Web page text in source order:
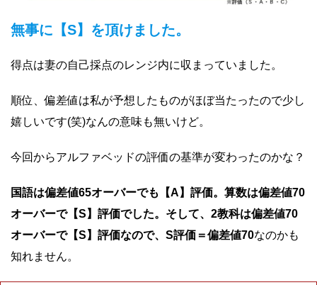
無事に【S】を頂けました。
得点は妻の自己採点のレンジ内に収まっていました。
順位、偏差値は私が予想したものがほぼ当たったので少し
嬉しいです(笑)なんの意味も無いけど。
今回からアルファベッドの評価の基準が変わったのかな？
国語は偏差値65オーバーでも【A】評価。算数は偏差値70
オーバーで【S】評価でした。そして、2教科は偏差値70
オーバーで【S】評価なので、S評価＝偏差値70なのかも
知れません。